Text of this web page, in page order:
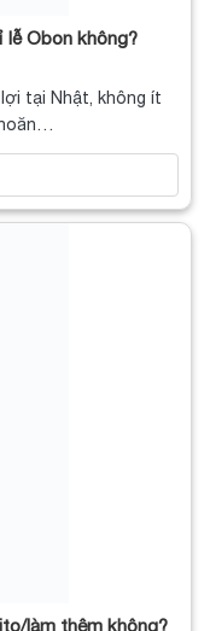
Obon không?
tại Nhật, không ít
làm thêm không?